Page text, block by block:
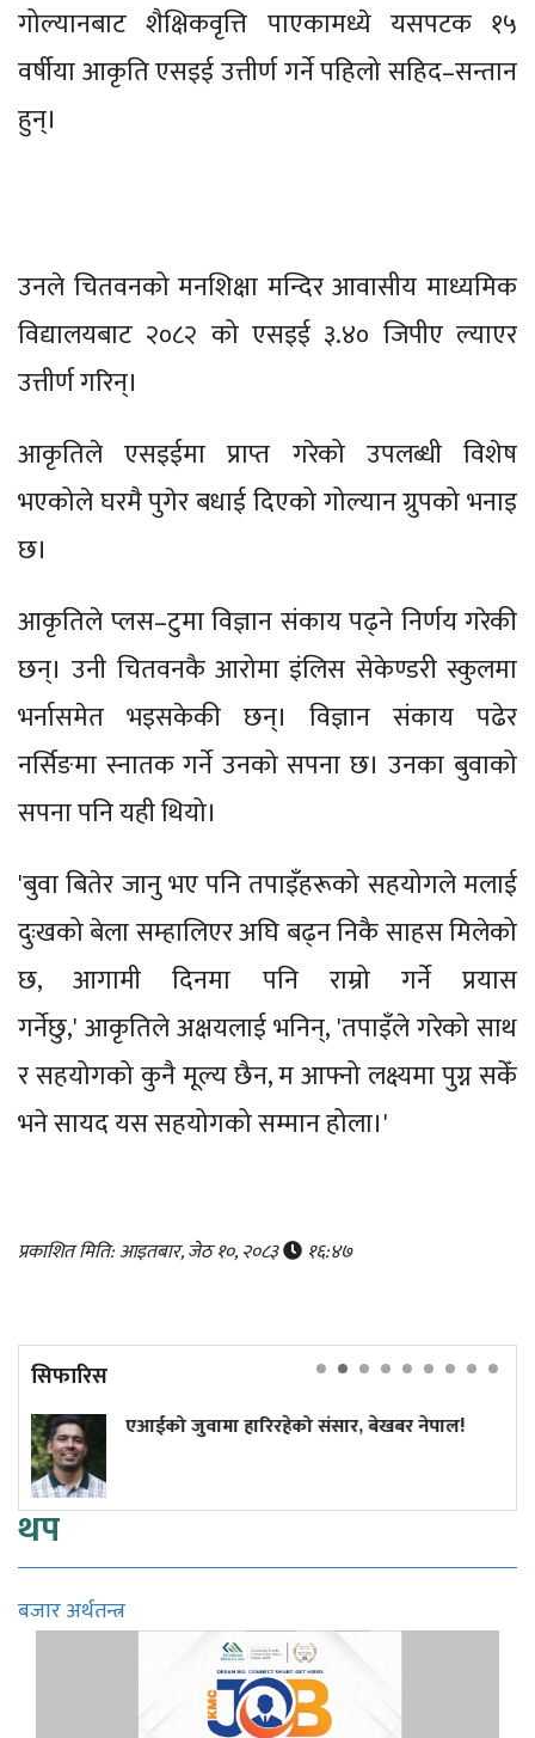
गोल्यानबाट शैक्षिकवृत्ति पाएकामध्ये यसपटक १५
वर्षीया आकृति एसइई उत्तीर्ण गर्ने पहिलो सहिद–सन्तान
हुन्।
उनले चितवनको मनशिक्षा मन्दिर आवासीय माध्यमिक
विद्यालयबाट २०८२ को एसइई ३.४० जिपीए ल्याएर
उत्तीर्ण गरिन्।
आकृतिले एसइईमा प्राप्त गरेको उपलब्धी विशेष
भएकोले घरमै पुगेर बधाई दिएको गोल्यान ग्रुपको भनाइ
छ।
आकृतिले प्लस–टुमा विज्ञान संकाय पढ्ने निर्णय गरेकी
छन्। उनी चितवनकै आरोमा इंलिस सेकेण्डरी स्कुलमा
भर्नासमेत भइसकेकी छन्। विज्ञान संकाय पढेर
नर्सिङमा स्नातक गर्ने उनको सपना छ। उनका बुवाको
सपना पनि यही थियो।
'बुवा बितेर जानु भए पनि तपाइँहरूको सहयोगले मलाई
दुःखको बेला सम्हालिएर अघि बढ्न निकै साहस मिलेको
छ, आगामी दिनमा पनि राम्रो गर्ने प्रयास
गर्नेछु,' आकृतिले अक्षयलाई भनिन्, 'तपाइँले गरेको साथ
र सहयोगको कुनै मूल्य छैन, म आफ्नो लक्ष्यमा पुग्न सकेँ
भने सायद यस सहयोगको सम्मान होला।'
प्रकाशित मिति: आइतबार, जेठ १०, २०८३ १६:४७
सिफारिस
जुवामा हारिरहेको संसार, बेखबर नेपाल! यी ६
थप
बजार अर्थतन्त्र